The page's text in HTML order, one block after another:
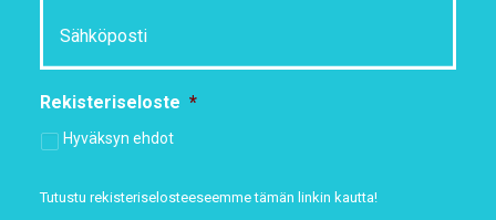
Rekisteriseloste *
Hyväksyn ehdot
Tutustu rekisteriselosteeseemmetämän linkin kautta!